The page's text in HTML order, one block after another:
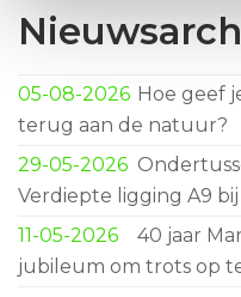
05-08-2026 Hoe geef
terug aan de natuur?
29-05-2026
Verdiepte ligging A9
11-05-2026
40 jaar
jubileum om trots op